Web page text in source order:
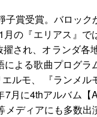
賞受賞。バロック
の『エリアス』で
され、オランダ各
よる歌曲プログラ
ルモ、 『ランメル
月に4thアルバム【
ディアにも多数出